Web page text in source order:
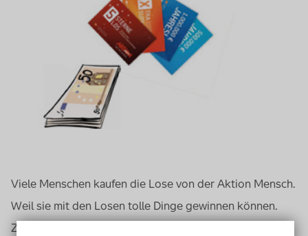
Viele Menschen kaufen die Lose von der Aktion Mensch.
Weil sie mit den Losen tolle Dinge gewinnen können.
Zum Beispiel: